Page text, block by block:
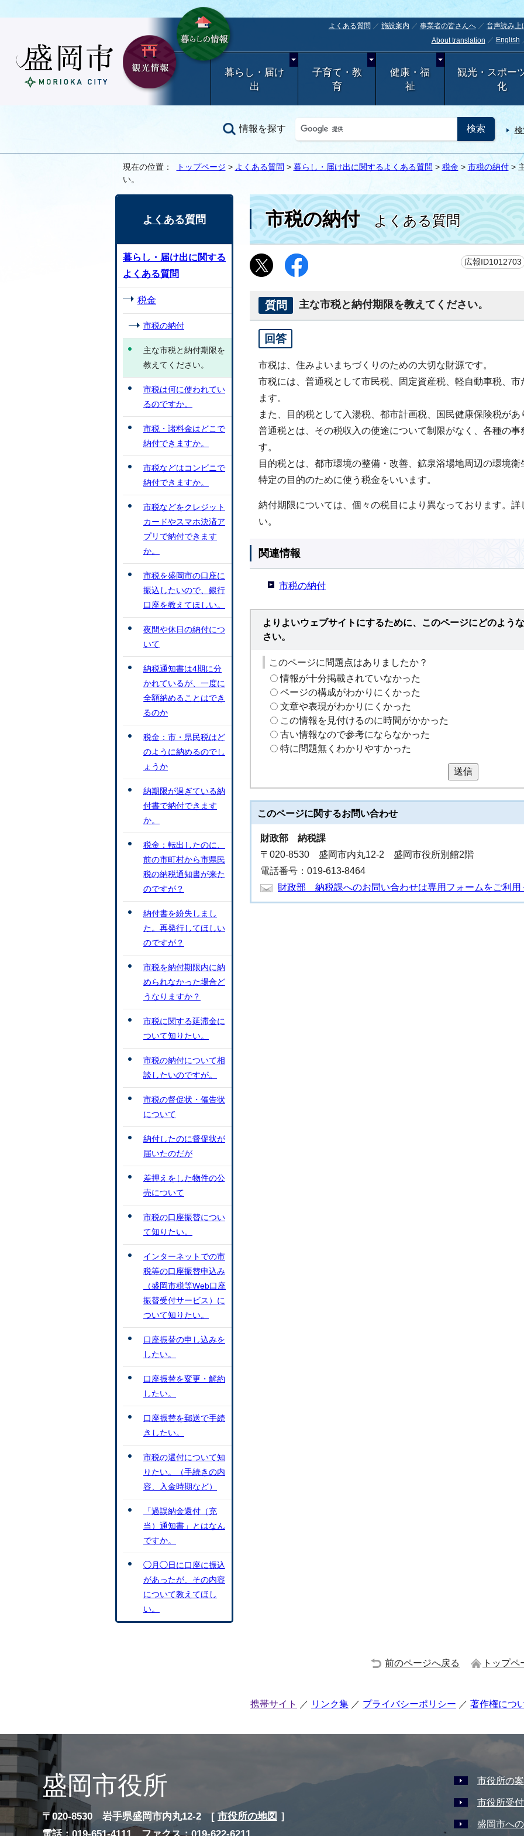
よくある質問 施設案内 事業者の皆さんへ 音声読み上
About translation
English
暮らし・届け
出
子育て・教
育
健康・福
祉
観光・スポー
化
情報を探す
現在の位置： トップページ > よくある質問 > 暮らし・届け出に関するよくある質問 > 税金> 市税の納付>
い。
市税の納付よくある質問
広報ID1012703
質問 主な市税と納付期限を教えてください。
回答
市税は、住みよいまちづくりのための大切な財源です。
市税には、普通税として市民税、固定資産税、軽自動車税、市
ます。
また、目的税として入湯税、都市計画税、国民健康保険税があ
普通税とは、その税収入の使途について制限がなく、各種の事
す。
目的税とは、都市環境の整備・改善、鉱泉浴場地周辺の環境
特定の目的のために使う税金をいいます。
納付期限については、個々の税目により異なっております。
い。
関連情報
市税の納付
よりよいウェブサイトにするために、このページにどのよう
さい。
このページに問題点はありましたか？
情報が十分掲載されていなかった
ページの構成がわかりにくかった
文章や表現がわかりにくかった
この情報を見付けるのに時間がかかった
古い情報なので参考にならなかった
特に問題無くわかりやすかった
送信
このページに関するお問い合わせ
財政部 納税課
〒020-8530 盛岡市内丸12-2 盛岡市役所別館2階
電話番号：019-613-8464
財政部 納税課へのお問い合わせは専用フォームをご利用
よくある質問
暮らし・届け出に関する
よくある質問
税金
市税の納付
主な市税と納付期限を
教えてください。
市税は何に使われてい
るのですか。
市税・諸料金はどこで
納付できますか。
市税などはコンビニで
納付できますか。
市税などをクレジット
カードやスマホ決済ア
プリで納付できます
か。
市税を盛岡市の口座に
振込したいので、銀行
口座を教えてほしい。
夜間や休日の納付につ
いて
納税通知書は4期に分
かれているが、一度に
全額納めることはでき
るのか
税金：市・県民税はど
のように納めるのでし
ょうか
納期限が過ぎている納
付書で納付できます
か。
税金：転出したのに、
前の市町村から市県民
税の納税通知書が来た
のですが？
納付書を紛失しまし
た。再発行してほしい
のですが？
市税を納付期限内に納
められなかった場合ど
うなりますか？
市税に関する延滞金に
ついて知りたい。
市税の納付について相
談したいのですが。
市税の督促状・催告状
について
納付したのに督促状が
届いたのだが
差押えをした物件の公
売について
市税の口座振替につい
て知りたい。
インターネットでの市
税等の口座振替申込み
（盛岡市税等Web口座
振替受付サービス）に
ついて知りたい。
口座振替の申し込みを
したい。
口座振替を変更・解約
したい。
口座振替を郵送で手続
きしたい。
市税の還付について知
りたい。（手続きの内
容、入金時期など）
「過誤納金還付（充
当）通知書」とはなん
ですか。
◯月◯日に口座に振込
があったが、その内容
について教えてほし
い。
前のページへ戻る トップペ
携帯サイト リンク集 プライバシーポリシー 著作権につ
盛岡市役所
〒020-8530 岩手県盛岡市内丸12-2 [ 市役所の地図 ］
市役所の
市役所受
盛岡市へ